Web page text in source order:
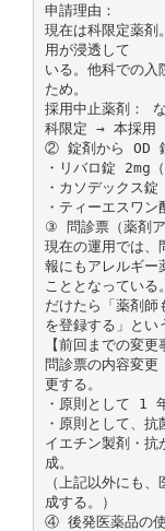
申請理由：
現在は科限定薬
用が浸透して
いる。他科での入
ため。
採用中止薬剤：
科限定 → 本採用
② 錠剤から OD
・リバロ錠 2mg
・カソデックス錠
・ティーエスワ
③ 問診票（薬剤
現在の運用では、
報にもアレルギー
こととなってい
だけたら「薬剤師
を登録する」とい
【前回までの変更
問診票の内容変更
更する。
・原則として 1
・原則として、
イエチン製剤・抗
成。
（上記以外にも
成する。）
④ 後発医薬品の